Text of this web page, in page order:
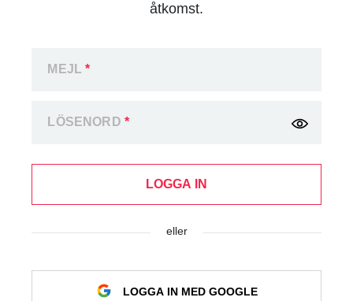
åtkomst.
MEJL*
LÖSENORD *
LOGGA IN
eller
LOGGA IN MED GOOGLE